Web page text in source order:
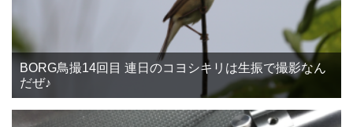
BORG鳥撮14回目 連日のコヨシキリは生振で撮影なん
だぜ♪